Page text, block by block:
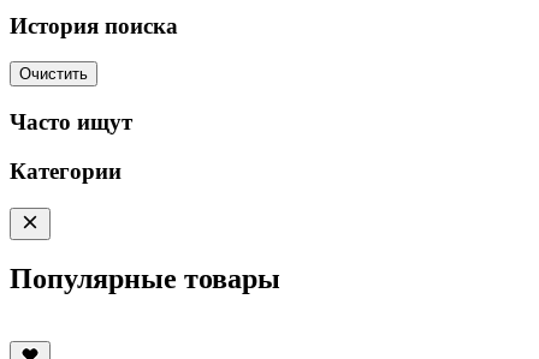
История поиска
Очистить
Часто ищут
Категории
Популярные товары